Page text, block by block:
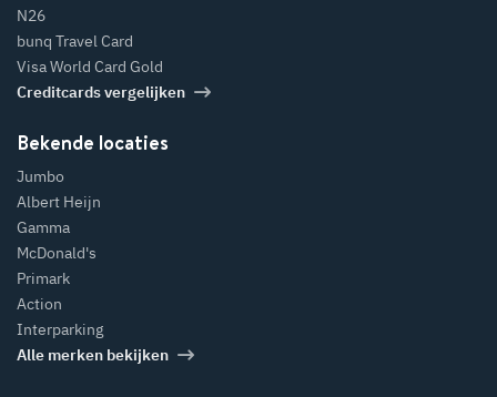
N26
bunq Travel Card
Visa World Card Gold
Creditcards vergelijken
Bekende locaties
Jumbo
Albert Heijn
Gamma
McDonald's
Primark
Action
Interparking
Alle merken bekijken